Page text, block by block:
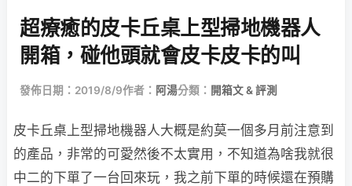
超療癒的皮卡丘桌上型掃地機器人
開箱，碰他頭就會皮卡皮卡的叫
發佈日期：2019/8/9作者： 阿湯分類： 開箱文 & 評測
皮卡丘桌上型掃地機器人大概是約莫一個多月前注意到
的產品，非常的可愛然後不太實用，不知道為啥我就很
中二的下單了一台回來玩，我之前下單的時候還在預購